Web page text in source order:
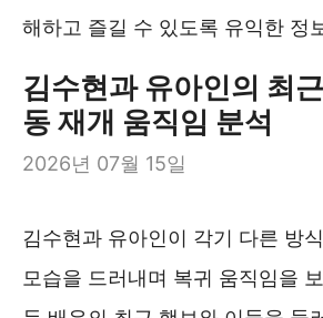
해하고 즐길 수 있도록 유익한 정
김수현과 유아인의 최
동 재개 움직임 분석
2026년 07월 15일
김수현과 유아인이 각기 다른 방
모습을 드러내며 복귀 움직임을